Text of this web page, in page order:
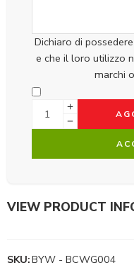
Dichiaro di
e che il loro utilizzo
marchi
VIEW PRODUCT
SKU:BYW - BCWG004